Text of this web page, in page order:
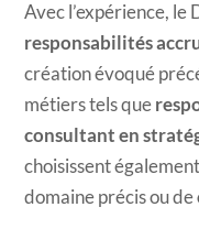
Avec l’expérience, le
responsabilités
création évoqué
métiers tels que
consultant en
choisissent
domaine précis ou de